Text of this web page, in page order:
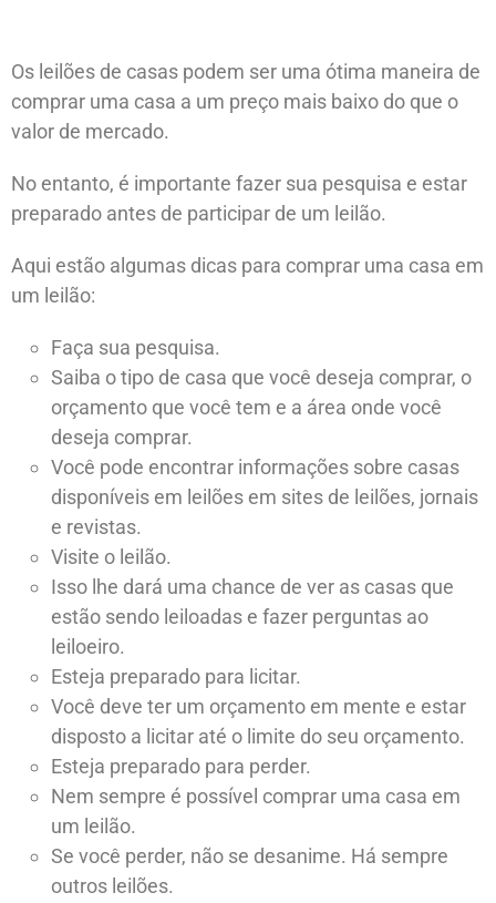
Os leilões de casas podem ser uma ótima maneira de
comprar uma casa a um preço mais baixo do que o
valor de mercado.
No entanto, é importante fazer sua pesquisa e estar
preparado antes de participar de um leilão.
Aqui estão algumas dicas para comprar uma casa em
um leilão:
Faça sua pesquisa.
Saiba o tipo de casa que você deseja comprar, o
orçamento que você tem e a área onde você
deseja comprar.
Você pode encontrar informações sobre casas
disponíveis em leilões em sites de leilões, jornais
e revistas.
Visite o leilão.
Isso lhe dará uma chance de ver as casas que
estão sendo leiloadas e fazer perguntas ao
leiloeiro.
Esteja preparado para licitar.
Você deve ter um orçamento em mente e estar
disposto a licitar até o limite do seu orçamento.
Esteja preparado para perder.
Nem sempre é possível comprar uma casa em
um leilão.
Se você perder, não se desanime. Há sempre
outros leilões.